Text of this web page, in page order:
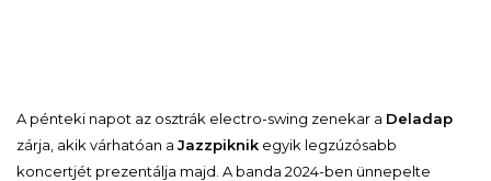
A pénteki napot az osztrák electro-swing zenekar a Deladap
zárja, akik várhatóan a Jazzpiknik egyik legzúzósabb
koncertjét prezentálja majd. A banda 2024-ben ünnepelte